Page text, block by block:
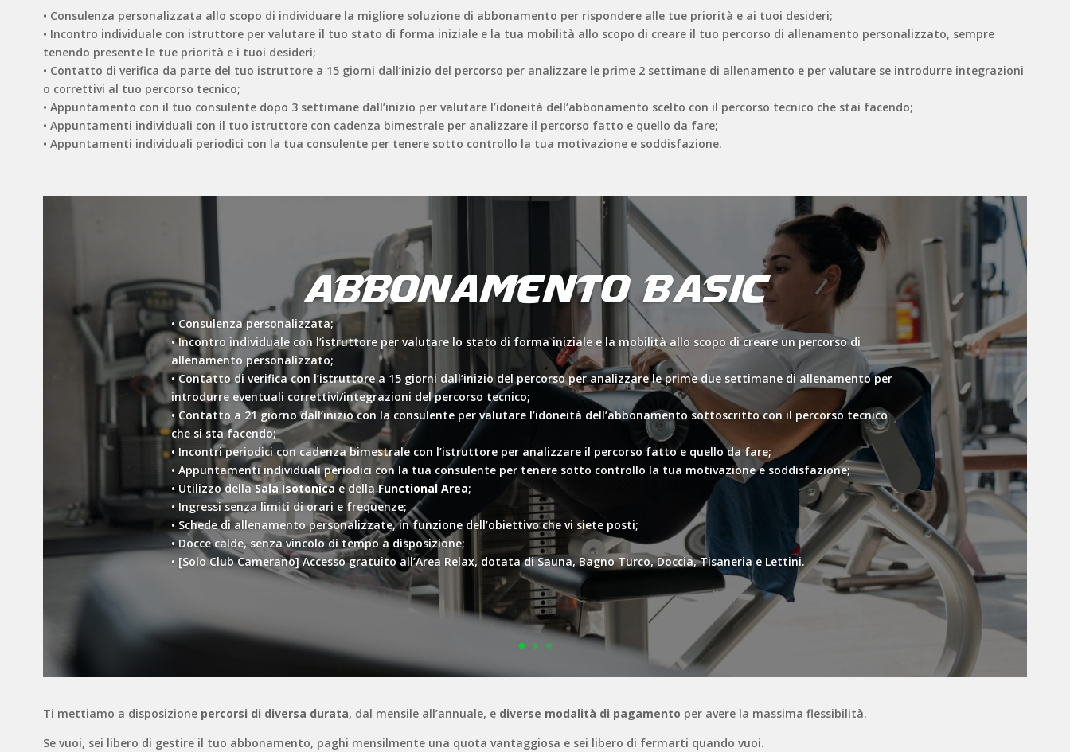
• Consulenza personalizzata allo scopo di individuare la migliore soluzione di abbonamento per rispondere alle tue priorità e ai tuoi desideri;
• Incontro individuale con istruttore per valutare il tuo stato di forma iniziale e la tua mobilità allo scopo di creare il tuo percorso di allenamento personalizzato, sempre
tenendo presente le tue priorità e i tuoi desideri;
• Contatto di verifica da parte del tuo istruttore a 15 giorni dall’inizio del percorso per analizzare le prime 2 settimane di allenamento e per valutare se introdurre integrazioni
o correttivi al tuo percorso tecnico;
• Appuntamento con il tuo consulente dopo 3 settimane dall’inizio per valutare l’idoneità dell’abbonamento scelto con il percorso tecnico che stai facendo;
• Appuntamenti individuali con il tuo istruttore con cadenza bimestrale per analizzare il percorso fatto e quello da fare;
• Appuntamenti individuali periodici con la tua consulente per tenere sotto controllo la tua motivazione e soddisfazione.
Abbonamento Basic
• Consulenza personalizzata;
• Incontro individuale con l’istruttore per valutare lo stato di forma iniziale e la mobilità allo scopo di creare un percorso di
allenamento personalizzato;
• Contatto di verifica con l’istruttore a 15 giorni dall’inizio del percorso per analizzare le prime due settimane di allenamento per
introdurre eventuali correttivi/integrazioni del percorso tecnico;
• Contatto a 21 giorno dall’inizio con la consulente per valutare l’idoneità dell’abbonamento sottoscritto con il percorso tecnico
che si sta facendo;
• Incontri periodici con cadenza bimestrale con l’istruttore per analizzare il percorso fatto e quello da fare;
• Appuntamenti individuali periodici con la tua consulente per tenere sotto controllo la tua motivazione e soddisfazione;
• Utilizzo dellaSala Isotonica e dellaFunctional Area;
• Ingressi senza limiti di orari e frequenze;
• Schede di allenamento personalizzate, in funzione dell’obiettivo che vi siete posti;
• Docce calde, senza vincolo di tempo a disposizione;
• [Solo Club Camerano] Accesso gratuito all’Area Relax, dotata di Sauna, Bagno Turco, Doccia, Tisaneria e Lettini.
Ti mettiamo a disposizione percorsi di diversa durata, dal mensile all’annuale, e diverse modalità di pagamento per avere la massima flessibilità.
Se vuoi, sei libero di gestire il tuo abbonamento, paghi mensilmente una quota vantaggiosa e sei libero di fermarti quando vuoi.